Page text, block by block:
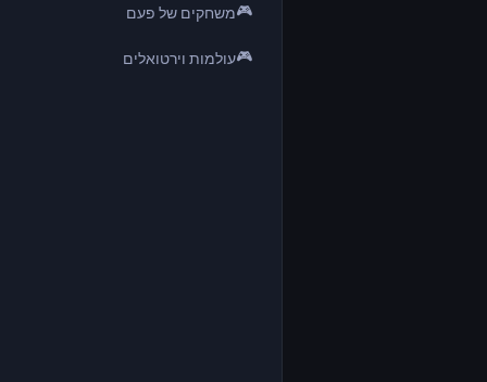
🎮משחקים של פעם
🎮עולמות וירטואלים